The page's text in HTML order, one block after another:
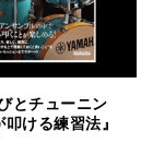
とチューニン
ける練習法』